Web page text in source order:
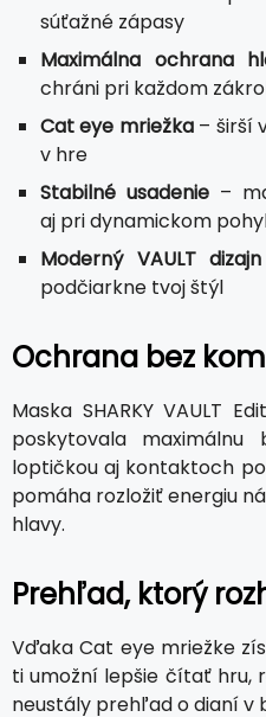
súťažné zápasy
Maximálna ochrana
chráni pri každom
Cat eye mriežka– širší
v hre
Stabilné usadenie –
aj pri dynamickom
Moderný VAULT dizajn
podčiarkne tvoj štýl
Ochrana bez
Maska SHARKY VAULT
poskytovala maximálnu
loptičkou aj kontaktoch
pomáha rozložiť energiu
hlavy.
Prehľad, ktorý
Vďaka Cat eye mriežke
ti umožní lepšie čítať hru,
neustály prehľad o dianí v